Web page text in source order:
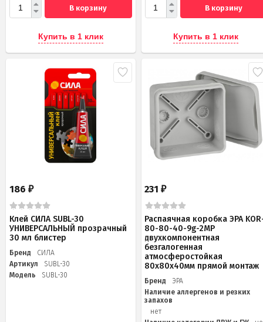
В корзину
Купить в 1 клик
В корзину
Купить в 1 клик
186 ₽
Клей СИЛА SUBL-30
УНИВЕРСАЛЬНЫЙ прозрачный
30 мл блистер
Бренд
СИЛА
Артикул
SUBL-30
Модель
SUBL-30
231₽
Распаячная коробка ЭРА
80-80-40-9g-2MP
двухкомпонентная
безгалогенная
атмосферостойкая
80х80х40мм прямой монтаж
Бренд
ЭРА
Наличие аллергенов и резких
запахов
нет